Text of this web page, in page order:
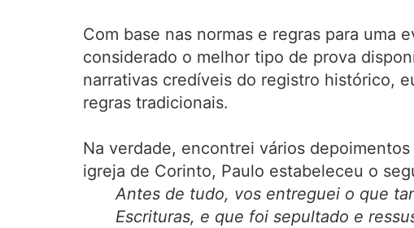
Com base nas normas e regras para uma
considerado o melhor tipo de prova
narrativas credíveis do registro histórico,
regras tradicionais.
Na verdade, encontrei vários
igreja de Corinto, Paulo estabeleceu o
Antes de tudo, vos entreguei o que
Escrituras, e que foi sepultado e